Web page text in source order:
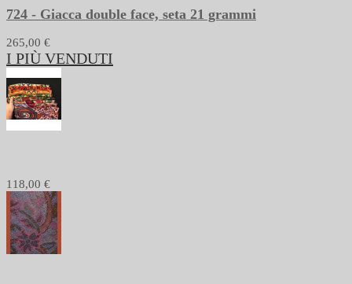
724 - Giacca double face, seta 21 grammi
265,00 €
I PIÙ VENDUTI
118,00 €